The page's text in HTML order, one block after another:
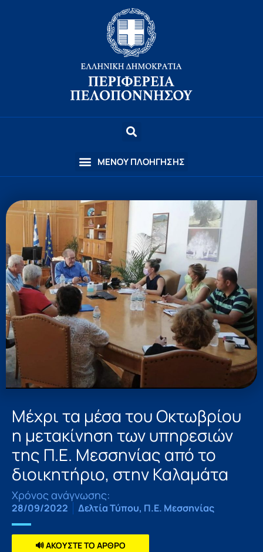
Μέχρι τα μέσα του Οκτωβρίου
η μετακίνηση των υπηρεσιών
της Π.Ε. Μεσσηνίας από το
διοικητήριο, στην Καλαμάτα
Χρόνος ανάγνωσης:
28/09/2022 Δελτία Τύπου, Π.Ε. Μεσσηνίας
🔊 ΑΚΟΥΣΤΕ ΤΟ ΑΡΘΡΟ